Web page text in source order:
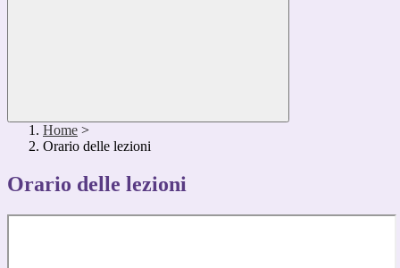
Home >
Orario delle lezioni
Orario delle lezioni